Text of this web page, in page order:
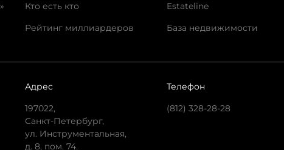
Кто есть кто
Рейтинг миллиардеров
Estateline
База недвижимости
Адрес
197022,
Санкт-Петербург,
ул. Инструментальная,
д. 8, пом. 74.
Телефон
(812) 328-28-28